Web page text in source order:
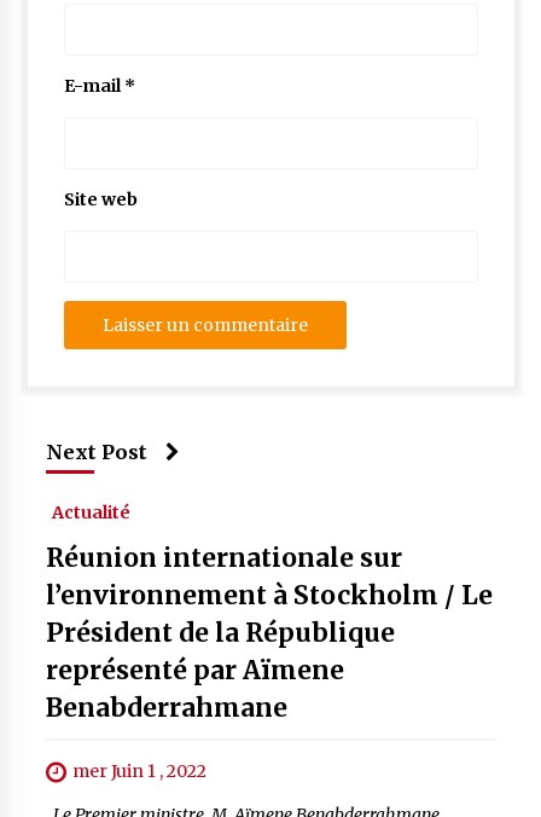
E-mail*
Site web
Next Post
Actualité
Réunion internationale sur
l’environnement à Stockholm / Le
Président de la République
représenté par Aïmene
Benabderrahmane
mer Juin 1 , 2022